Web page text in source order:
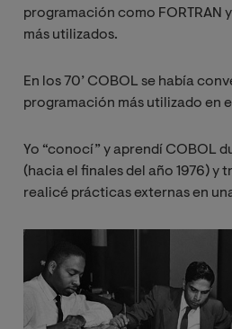
programación como FORTRAN
más utilizados.
En los 70’ COBOL se había
programación más utilizado en
Yo “conocí” y aprendí COBOL
(hacia el finales del año 1976) y
realicé prácticas externas en